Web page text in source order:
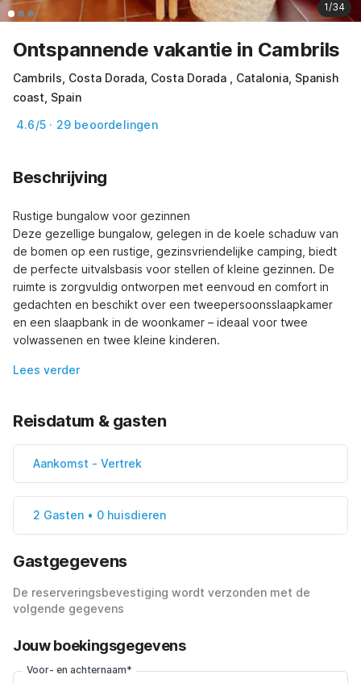
1/34
Ontspannende vakantie in Cambrils
Cambrils, Costa Dorada, Costa Dorada , Catalonia, Spanish
coast, Spain
4.6/5 · 29 beoordelingen
Beschrijving
Rustige bungalow voor gezinnen
Deze gezellige bungalow, gelegen in de koele schaduw van
de bomen op een rustige, gezinsvriendelijke camping, biedt
de perfecte uitvalsbasis voor stellen of kleine gezinnen. De
ruimte is zorgvuldig ontworpen met eenvoud en comfort in
gedachten en beschikt over een tweepersoonsslaapkamer
en een slaapbank in de woonkamer – ideaal voor twee
volwassenen en twee kleine kinderen.
Lees verder
Reisdatum & gasten
Aankomst - Vertrek
2 Gasten • 0 huisdieren
Gastgegevens
De reserveringsbevestiging wordt verzonden met de
volgende gegevens
Jouw boekingsgegevens
Voor- en achternaam*